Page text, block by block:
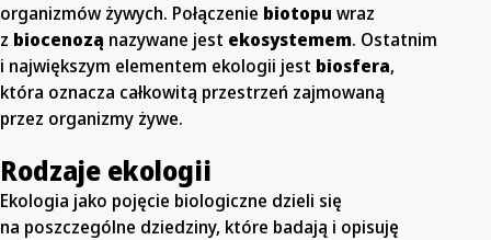
organizmów żywych. Połączenie biotopu wraz
z biocenozą nazywane jest ekosystemem. Ostatnim
i największym elementem ekologii jest biosfera,
która oznacza całkowitą przestrzeń zajmowaną
przez organizmy żywe.
Rodzaje ekologii
Ekologia jako pojęcie biologiczne dzieli się
na poszczególne dziedziny, które badają i opisuję